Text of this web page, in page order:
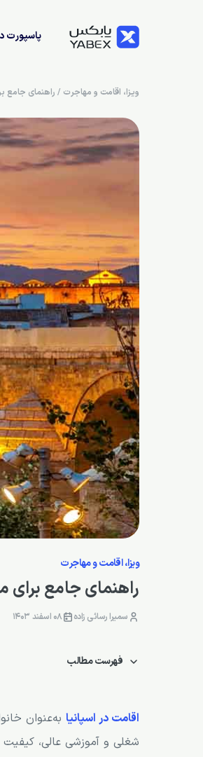
پاسپورت
ویزا، اقامت و مهاجرت / راهنمای جامع
ویزا، اقامت و مهاجرت
راهنمای جامع برای
سمیرا رسائی زاده 08 اسفند 1403
فهرست مطالب
فرصت‌های شغلی برای
فرصت‌های آموزشی برای
اقامت در اسپانیا به‌عنوان
شغلی و آموزشی عالی،